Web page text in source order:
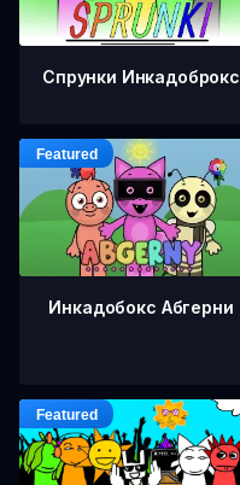
Спрунки Инкадоброкс
Инкадобокс Абгерни